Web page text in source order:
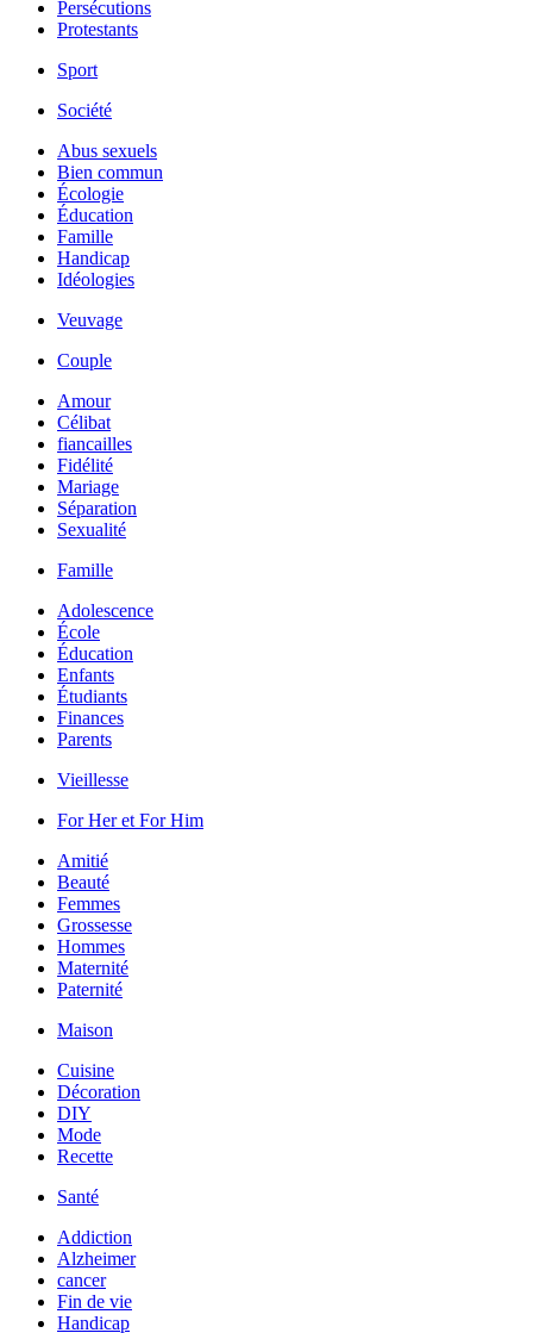
Persécutions
Protestants
Sport
Société
Abus sexuels
Bien commun
Écologie
Éducation
Famille
Handicap
Idéologies
Veuvage
Couple
Amour
Célibat
fiancailles
Fidélité
Mariage
Séparation
Sexualité
Famille
Adolescence
École
Éducation
Enfants
Étudiants
Finances
Parents
Vieillesse
For Her et For Him
Amitié
Beauté
Femmes
Grossesse
Hommes
Maternité
Paternité
Maison
Cuisine
Décoration
DIY
Mode
Recette
Santé
Addiction
Alzheimer
cancer
Fin de vie
Handicap